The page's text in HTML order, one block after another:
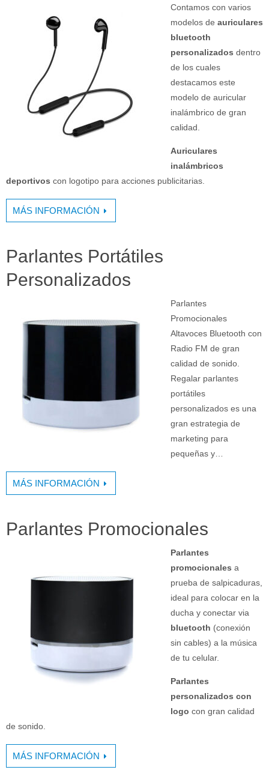
Contamos con varios
modelos de auriculares
bluetooth
personalizados dentro
de los cuales
destacamos este
modelo de auricular
inalámbrico de gran
calidad.
Auriculares
inalámbricos
deportivos con logotipo para acciones publicitarias.
MÁS INFORMACIÓN
Parlantes Portátiles
Personalizados
Parlantes
Promocionales
Altavoces Bluetooth con
Radio FM de gran
calidad de sonido.
Regalar parlantes
portátiles
personalizados es una
gran estrategia de
marketing para
pequeñas y…
MÁS INFORMACIÓN
Parlantes Promocionales
Parlantes
promocionales a
prueba de salpicaduras,
ideal para colocar en la
ducha y conectar via
bluetooth (conexión
sin cables) a la música
de tu celular.
Parlantes
personalizados con
logo con gran calidad
de sonido.
MÁS INFORMACIÓN